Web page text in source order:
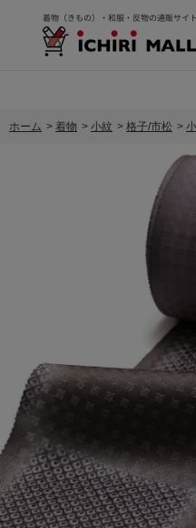
ホーム > 着物 > 小紋 > 格子/市松 >